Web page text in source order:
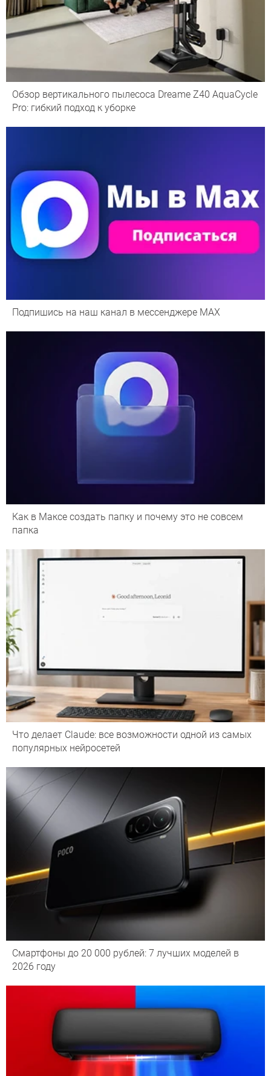
Обзор вертикального пылесоса Dreame Z40 AquaCycle
Pro: гибкий подход к уборке
Подпишись на наш канал в мессенджере МАХ
Как в Максе создать папку и почему это не совсем
папка
Что делает Сlaude: все возможности одной из самых
популярных нейросетей
Смартфоны до 20 000 рублей: 7 лучших моделей в
2026 году